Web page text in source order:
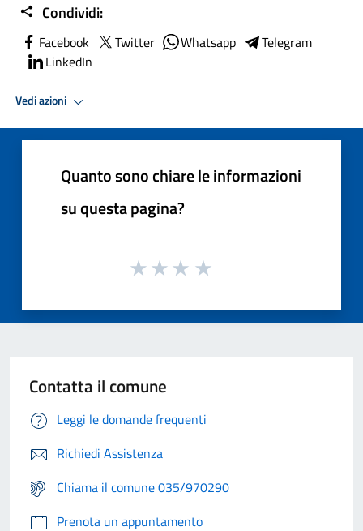
Condividi:
Facebook Twitter Whatsapp
Telegram
LinkedIn
Vedi azioni
Quanto sono chiare le informazioni
su questa pagina?
Contatta il comune
Leggi le domande frequenti
Richiedi Assistenza
Chiama il comune 035/970290
Prenota un appuntamento